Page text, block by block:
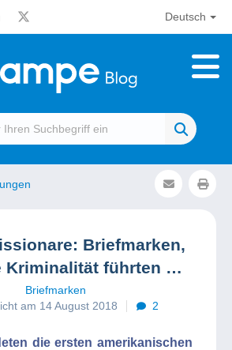
Deutsch
Briefmarken,
Kriminalität führten …
Briefmarken
am 14 August 2018
2
die ersten amerikanischen